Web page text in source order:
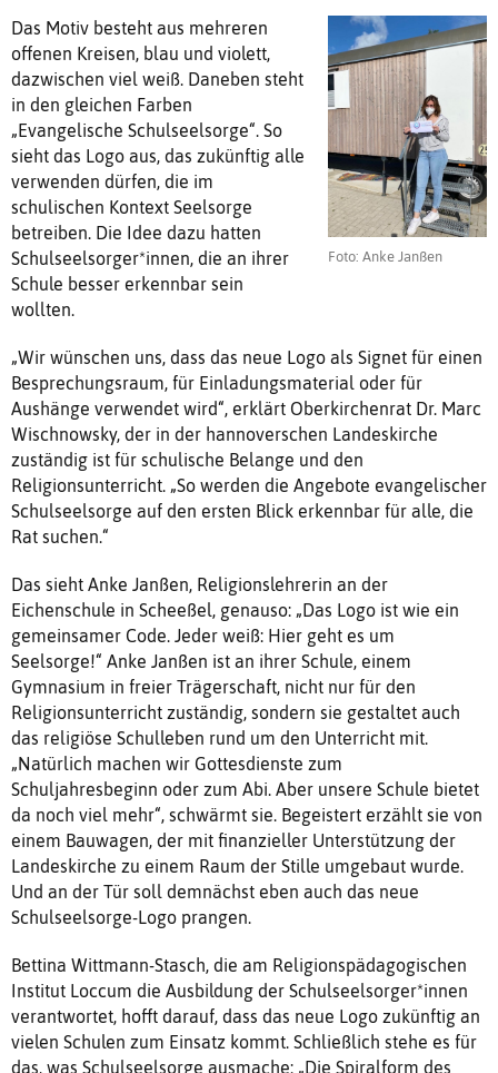
Foto: Anke Janßen
Das Motiv besteht aus mehreren
offenen Kreisen, blau und violett,
dazwischen viel weiß. Daneben steht
in den gleichen Farben
„Evangelische Schulseelsorge“. So
sieht das Logo aus, das zukünftig alle
verwenden dürfen, die im
schulischen Kontext Seelsorge
betreiben. Die Idee dazu hatten
Schulseelsorger*innen, die an ihrer
Schule besser erkennbar sein
wollten.
„Wir wünschen uns, dass das neue Logo als Signet für einen
Besprechungsraum, für Einladungsmaterial oder für
Aushänge verwendet wird“, erklärt Oberkirchenrat Dr. Marc
Wischnowsky, der in der hannoverschen Landeskirche
zuständig ist für schulische Belange und den
Religionsunterricht. „So werden die Angebote evangelischer
Schulseelsorge auf den ersten Blick erkennbar für alle, die
Rat suchen.“
Das sieht Anke Janßen, Religionslehrerin an der
Eichenschule in Scheeßel, genauso: „Das Logo ist wie ein
gemeinsamer Code. Jeder weiß: Hier geht es um
Seelsorge!“ Anke Janßen ist an ihrer Schule, einem
Gymnasium in freier Trägerschaft, nicht nur für den
Religionsunterricht zuständig, sondern sie gestaltet auch
das religiöse Schulleben rund um den Unterricht mit.
„Natürlich machen wir Gottesdienste zum
Schuljahresbeginn oder zum Abi. Aber unsere Schule bietet
da noch viel mehr“, schwärmt sie. Begeistert erzählt sie von
einem Bauwagen, der mit finanzieller Unterstützung der
Landeskirche zu einem Raum der Stille umgebaut wurde.
Und an der Tür soll demnächst eben auch das neue
Schulseelsorge-Logo prangen.
Bettina Wittmann-Stasch, die am Religionspädagogischen
Institut Loccum die Ausbildung der Schulseelsorger*innen
verantwortet, hofft darauf, dass das neue Logo zukünftig an
vielen Schulen zum Einsatz kommt. Schließlich stehe es für
das, was Schulseelsorge ausmache: „Die Spiralform des